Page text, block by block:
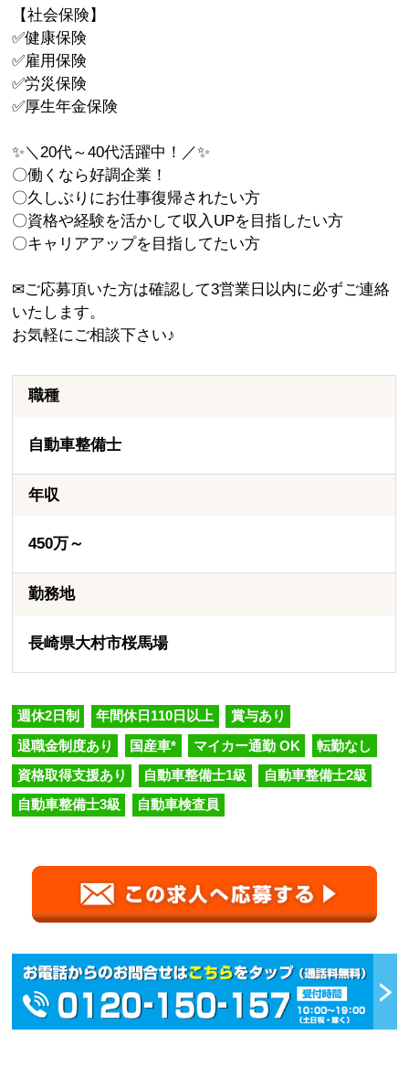
【社会保険】
✅健康保険
✅雇用保険
✅労災保険
✅厚生年金保険
✨＼20代～40代活躍中！／✨
〇働くなら好調企業！
〇久しぶりにお仕事復帰されたい方
〇資格や経験を活かして収入UPを目指したい方
〇キャリアアップを目指してたい方
✉ご応募頂いた方は確認して3営業日以内に必ずご連絡
いたします。
お気軽にご相談下さい♪
職種
自動車整備士
年収
450万～
勤務地
長崎県大村市桜馬場
週休2日制 年間休日110日以上 賞与あり
退職金制度あり 国産車* マイカー通勤 OK 転勤なし
資格取得支援あり 自動車整備士1級 自動車整備士2級
自動車整備士3級 自動車検査員